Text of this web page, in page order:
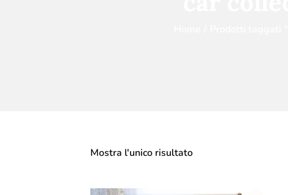
Mostra l'unico risultato